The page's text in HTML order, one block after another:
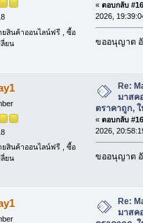
ยสินค้าออนไลน์ฟรี , ซื้อ
ยน
« ตอบกลับ
2026,
ขออนุญาต
ยสินค้าออนไลน์ฟรี , ซื้อ
ยน
Re:
มาสค
ตราคาถูก,
« ตอบกลับ
2026,
ขออนุญาต
Re:
มาสค